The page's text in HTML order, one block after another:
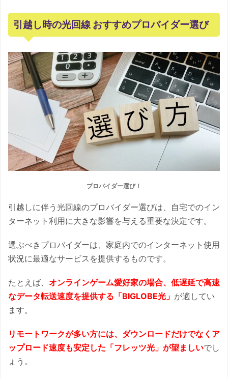
引越し時の光回線 おすすめプロバイダー選び
プロバイダー選び！
引越しに伴う光回線のプロバイダー選びは、自宅でのイン
ターネット利用に大きな影響を与える重要な決定です。
選ぶべきプロバイダーは、家庭内でのインターネット使用
状況に最適なサービスを提供するものです。
たとえば、 オンラインゲーム愛好家の場合、低遅延で高速
なデータ転送速度を提供する「BIGLOBE光」 が適してい
ます。
リモートワークが多い方には、ダウンロードだけでなくア
ップロード速度も安定した「フレッツ光」が望ましいでし
ょう。